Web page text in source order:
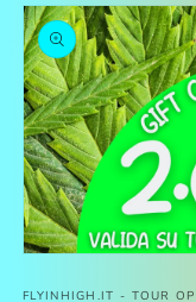
informazioni
sul viaggio
FLYINHIGH.IT - TOUR